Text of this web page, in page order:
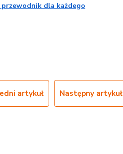
dla każdego
artykuł Następny artykuł